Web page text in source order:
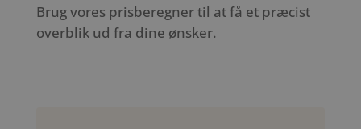
Brug vores prisberegner til at få et præcist
overblik ud fra dine ønsker.